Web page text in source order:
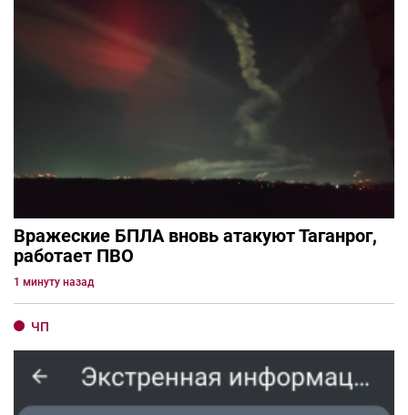
Вражеские БПЛА вновь атакуют Таганрог,
работает ПВО
1 минуту назад
ЧП